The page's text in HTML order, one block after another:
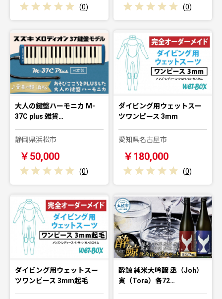
(0) (0)
大人の鍵盤ハーモニカ M-
37C plus 雑貨…
静岡県浜松市
￥50,000
(0)
ダイビング用ウェットスー
ツワンピース 3mm
愛知県名古屋市
￥180,000
(0)
ダイビング用ウェットスー
ツワンピース 3mm起毛
酔鯨 純米大吟醸 丞（Joh）
寅（Tora）各72…